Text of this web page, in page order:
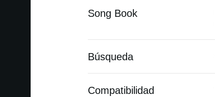
Song Book
Búsqueda
Compatibilidad